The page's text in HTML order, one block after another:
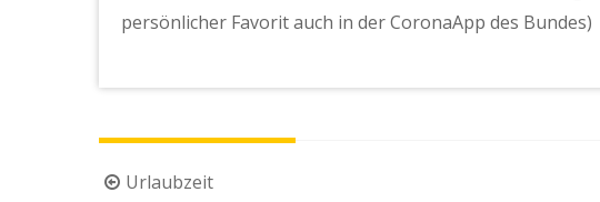
persönlicher Favorit auch in der CoronaApp des Bundes)
Beitragsnavigation
Urlaubzeit